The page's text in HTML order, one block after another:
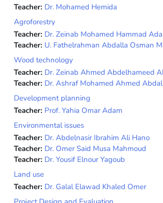
Teacher: Dr. Mohamed Hemida
Agroforestry
Teacher: Dr. Zeinab Mohamed Hammad
Teacher: U. Fathelrahman Abdalla Osman
Wood technology
Teacher: Dr. Zeinab Ahmed Abdelhameed
Teacher: Dr. Ashraf Mohamed Ahmed
Development planning
Teacher: Prof. Yahia Omar Adam
Environmental issues
Teacher: Dr. Abdelnasir Ibrahim Ali Hano
Teacher: Dr. Omer Said Musa Mahmoud
Teacher: Dr. Yousif Elnour Yagoub
Land use
Teacher: Dr. Galal Elawad Khaled Omer